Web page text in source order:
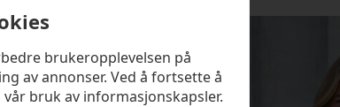
brukeropplevelsen på
av annonser. Ved å fortsette å
bruk av informasjonskapsler.